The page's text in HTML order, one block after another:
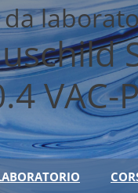
VAC-